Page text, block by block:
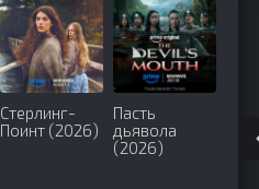
Стерлинг-
Поинт (2026)
Пасть
дьявола
(2026)